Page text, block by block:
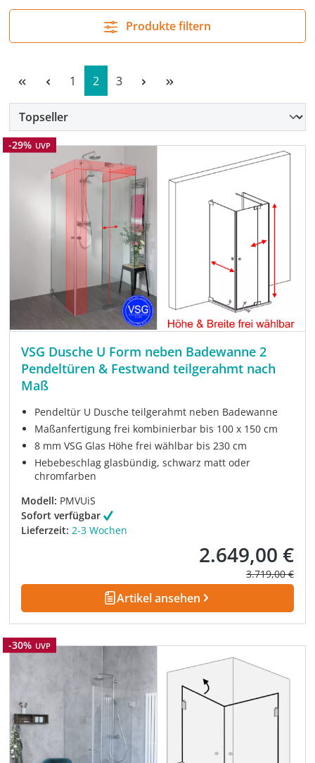
Produkte filtern
Seite
1 Seite
2 Seite
3
Rabatt
-29% UVP
VSG Dusche U Form neben Badewanne 2
Pendeltüren & Festwand teilgerahmt nach
Maß
Pendeltür U Dusche teilgerahmt neben Badewanne
Maßanfertigung frei kombinierbar bis 100 x 150 cm
8 mm VSG Glas Höhe frei wählbar bis 230 cm
Hebebeschlag glasbündig, schwarz matt oder
chromfarben
Modell: PMVUiS
Sofort verfügbar
Lieferzeit: 2-3 Wochen
Verkaufspreis:
2.649,00 €
Regulärer
3.719,00 €
Artikel ansehen
Rabatt
-30% UVP